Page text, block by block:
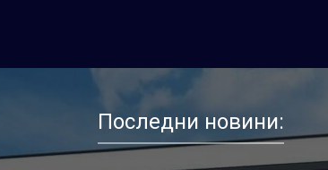
Последни новини: